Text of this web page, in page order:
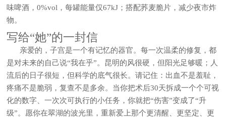
味啤酒，0%vol，每罐能量仅67kJ；搭配荞麦脆片，减少夜市炸
物。
写给“她”的一封信
亲爱的，子宫是一个有记忆的器官。每一次温柔的修复，都
是对未来的自己说“我在乎”。昆明的风很硬，但阳光足够暖；人
流后的日子很短，但科学的底气很长。请记住：出血不是羞耻，
疼痛不是脆弱，复查不是多余。当你把术后30天拆成一个个可视
化的数字、一次次可执行的小任务，你就把“伤害”变成了“升
级”。愿你在翠湖的波光里，重新爱上那个更清醒、更坚定、更